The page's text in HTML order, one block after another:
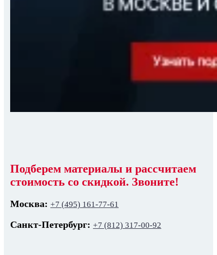
Подберем материалы и рассчитаем
стоимость со скидкой. Звоните!
Москва: +7 (495) 161-77-61
Санкт-Петербург: +7 (812) 317-00-92